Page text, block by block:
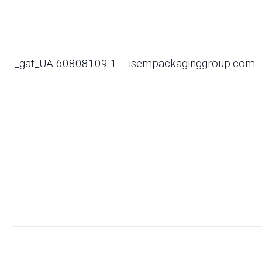
_gat_UA-60808109-1 .isempackaginggroup.com